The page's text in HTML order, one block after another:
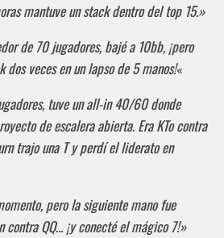
mantuve un stack dentro del top 15.»
de 70 jugadores, bajé a 10bb, ¡pero
veces en un lapso de 5 manos!«
tuve un all-in 40/60 donde
de escalera abierta. Era KTo contra
trajo una T y perdí el liderato en
pero la siguiente mano fue
QQ… ¡y conecté el mágico 7!»